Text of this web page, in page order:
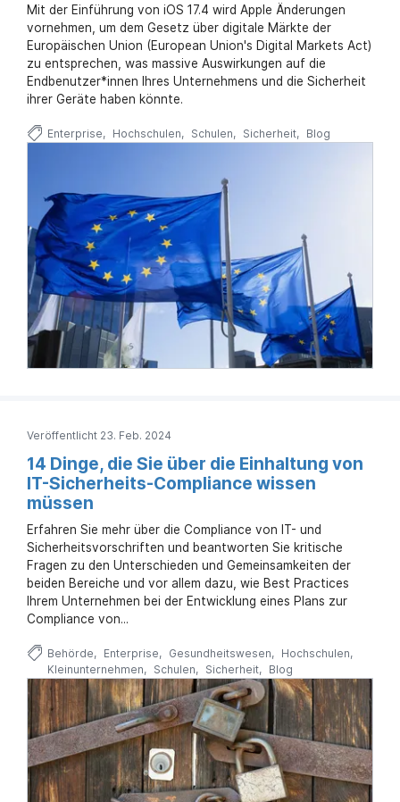
Mit der Einführung von iOS 17.4 wird Apple Änderungen
vornehmen, um dem Gesetz über digitale Märkte der
Europäischen Union (European Union's Digital Markets Act)
zu entsprechen, was massive Auswirkungen auf die
Endbenutzer*innen Ihres Unternehmens und die Sicherheit
ihrer Geräte haben könnte.
Enterprise Hochschulen Schulen Sicherheit Blog
Veröffentlicht 23. Feb. 2024
14 Dinge, die Sie über die Einhaltung von
IT-Sicherheits-Compliance wissen
müssen
Erfahren Sie mehr über die Compliance von IT- und
Sicherheitsvorschriften und beantworten Sie kritische
Fragen zu den Unterschieden und Gemeinsamkeiten der
beiden Bereiche und vor allem dazu, wie Best Practices
Ihrem Unternehmen bei der Entwicklung eines Plans zur
Compliance von...
Behörde Enterprise Gesundheitswesen
Hochschulen
Kleinunternehmen
Schulen Sicherheit Blog